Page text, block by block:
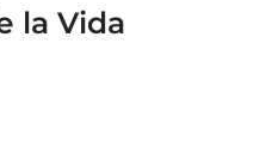
la Vida